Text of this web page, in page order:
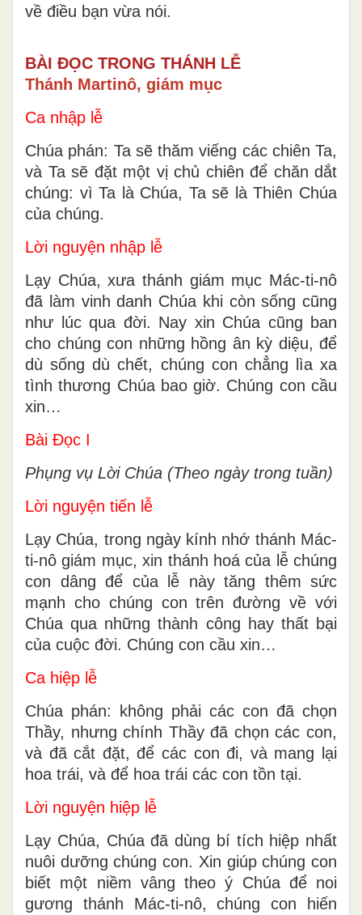
về điều bạn vừa nói.
BÀI ĐỌC TRONG THÁNH LỄ
Thánh Martinô, giám mục
Ca nhập lễ
Chúa phán: Ta sẽ thăm viếng các chiên Ta,
và Ta sẽ đặt một vị chủ chiên để chăn dắt
chúng: vì Ta là Chúa, Ta sẽ là Thiên Chúa
của chúng.
Lời nguyện nhập lễ
Lạy Chúa, xưa thánh giám mục Mác-ti-nô
đã làm vinh danh Chúa khi còn sống cũng
như lúc qua đời. Nay xin Chúa cũng ban
cho chúng con những hồng ân kỳ diệu, để
dù sống dù chết, chúng con chẳng lìa xa
tình thương Chúa bao giờ. Chúng con cầu
xin…
Bài Ðọc I
Phụng vụ Lời Chúa (Theo ngày trong tuần)
Lời nguyện tiến lễ
Lạy Chúa, trong ngày kính nhớ thánh Mác-
ti-nô giám mục, xin thánh hoá của lễ chúng
con dâng để của lễ này tăng thêm sức
mạnh cho chúng con trên đường về với
Chúa qua những thành công hay thất bại
của cuộc đời. Chúng con cầu xin…
Ca hiệp lễ
Chúa phán: không phải các con đã chọn
Thầy, nhưng chính Thầy đã chọn các con,
và đã cắt đặt, để các con đi, và mang lại
hoa trái, và để hoa trái các con tồn tại.
Lời nguyện hiệp lễ
Lạy Chúa, Chúa đã dùng bí tích hiệp nhất
nuôi dưỡng chúng con. Xin giúp chúng con
biết một niềm vâng theo ý Chúa để noi
gương thánh Mác-ti-nô, chúng con hiến